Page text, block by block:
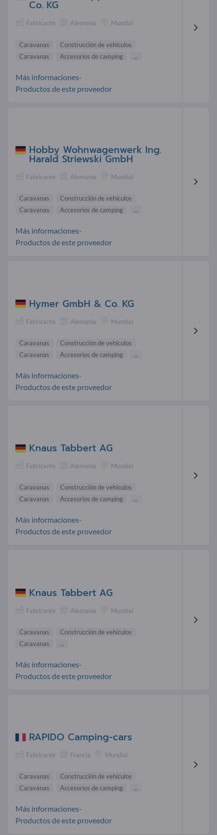
Co. KG
Fabricante Alemania Mundial
Caravanas
Construcción de vehículos
Caravanas
Accesorios de camping ...
Más informaciones-
Productos de este proveedor
Hobby Wohnwagenwerk Ing.
Harald Striewski GmbH
Fabricante Alemania Mundial
Caravanas
Construcción de vehículos
Caravanas
Accesorios de camping ...
Más informaciones-
Productos de este proveedor
Hymer GmbH & Co. KG
Fabricante Alemania Mundial
Caravanas
Construcción de vehículos
Caravanas
Accesorios de camping ...
Más informaciones-
Productos de este proveedor
Knaus Tabbert AG
Fabricante Alemania Mundial
Caravanas
Construcción de vehículos
Caravanas
Accesorios de camping ...
Más informaciones-
Productos de este proveedor
Knaus Tabbert AG
Fabricante Alemania Mundial
Caravanas
Construcción de vehículos
Caravanas
...
Más informaciones-
Productos de este proveedor
RAPIDO Camping-cars
Fabricante Francia Mundial
Caravanas
Construcción de vehículos
Caravanas
Accesorios de camping ...
Más informaciones-
Productos de este proveedor